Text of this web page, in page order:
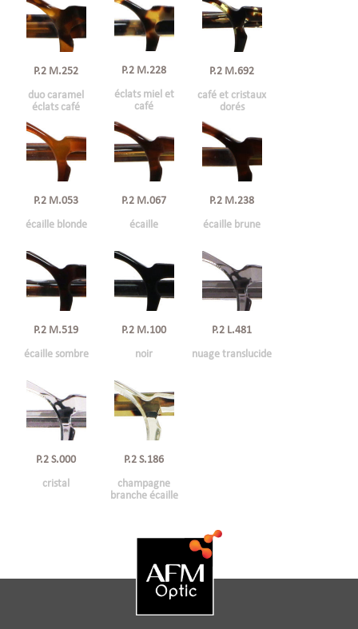
P.2 M.252
duo caramel
éclats café
P.2 M.228
éclats miel et
café
P.2 M.692
café et cristaux
dorés
P.2 M.053
écaille blonde
P.2 M.067
écaille
P.2 M.238
écaille brune
P.2 M.519
écaille sombre
P.2 M.100
noir
P.2 L.481
nuage translucide
P.2 S.000
cristal
P.2 S.186
champagne
branche écaille